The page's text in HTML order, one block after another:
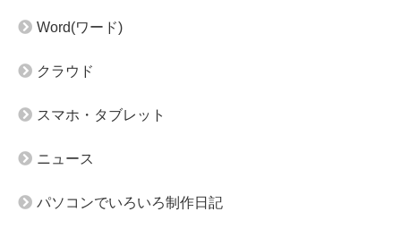
Word(ワード)
クラウド
スマホ・タブレット
ニュース
パソコンでいろいろ制作日記